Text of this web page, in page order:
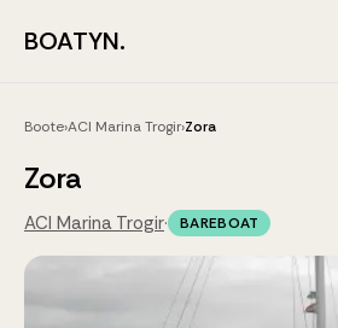
BOATYN.
Boote›ACI Marina Trogir›Zora
Zora
ACI Marina Trogir· BAREBOAT